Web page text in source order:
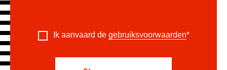
Ik aanvaard de gebruiksvoorwaarden*